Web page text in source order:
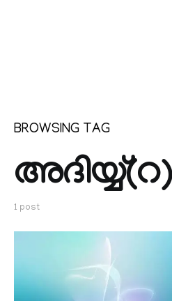
BROWSING TAG
അദിയ്യ്(റ)
1 post